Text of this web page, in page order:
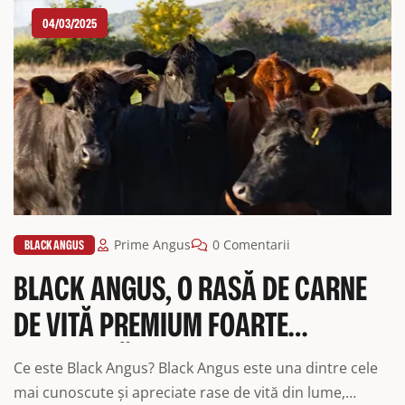
de maturare uscată a cărnii și modul […]
04/03/2025
BLACK ANGUS Prime Angus 0 Comentarii
BLACK ANGUS, O RASĂ DE CARNE
DE VITĂ PREMIUM FOARTE
APRECIATĂ
Ce este Black Angus? Black Angus este una dintre cele
mai cunoscute și apreciate rase de vită din lume,